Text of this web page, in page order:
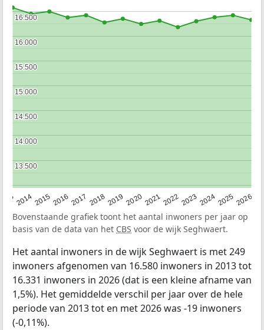
2014201520162017 20182019 2020202120222023202420252026
13.500
13.500
14.000
14.000
14.500
14.500
15.000
15.000
15.500
15.500
16.000
16.000
16.500
16.500
Bovenstaande grafiek toont het aantal inwoners per jaar op
basis van de data van het CBS voor de wijk Seghwaert.
Het aantal inwoners in de wijk Seghwaert is met 249
inwoners afgenomen van 16.580 inwoners in 2013 tot
16.331 inwoners in 2026 (dat is een kleine afname van
1,5%). Het gemiddelde verschil per jaar over de hele
periode van 2013 tot en met 2026 was -19 inwoners
(-0,11%).